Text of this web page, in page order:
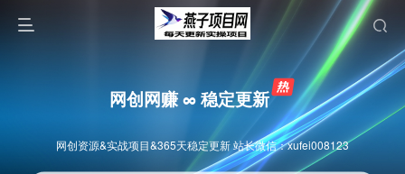
网创网赚 ∞ 稳定更新
网创资源&实战项目&365天稳定更新 站长微信：xufei008123